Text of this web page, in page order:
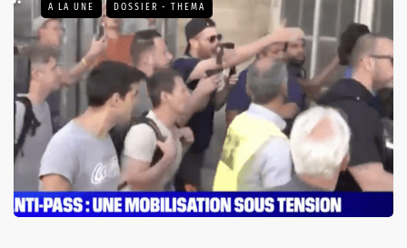
A LA UNE DOSSIER - THEMA